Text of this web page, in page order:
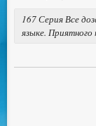
167 Серия Все
языке.